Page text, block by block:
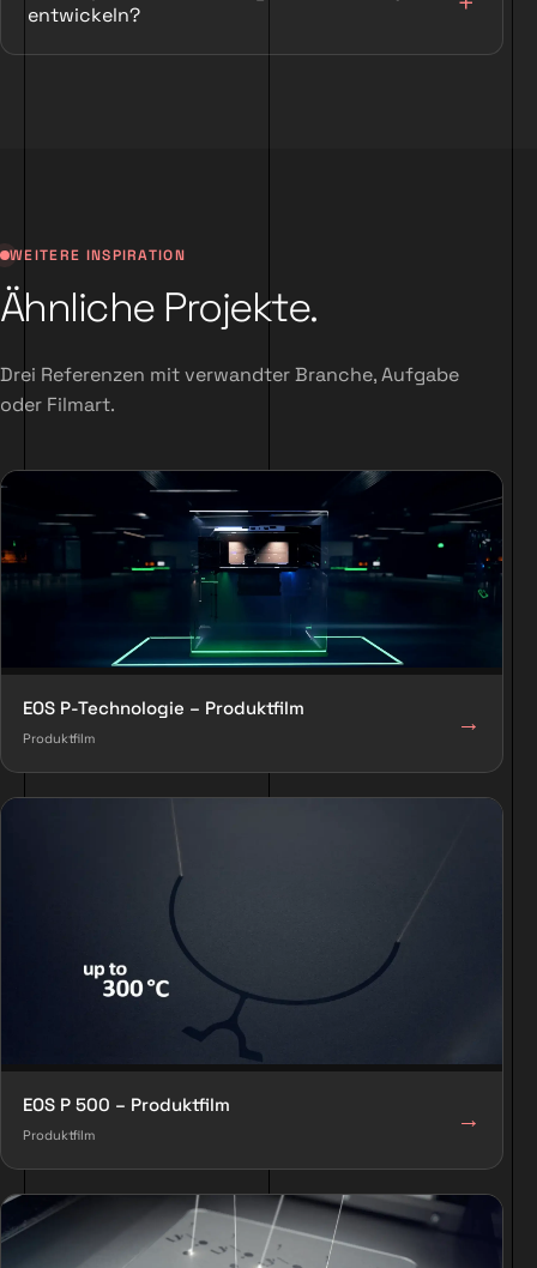
entwickeln?
WEITERE INSPIRATION
Ähnliche Projekte.
Drei Referenzen mit verwandter Branche, Aufgabe
oder Filmart.
EOS P-Technologie – Produktfilm
Produktfilm →
EOS P 500 – Produktfilm
Produktfilm →